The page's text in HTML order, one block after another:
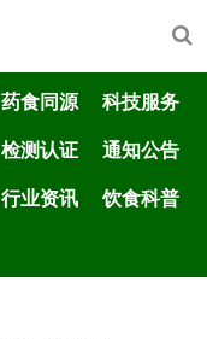
药食同源 科技服务
检测认证 通知公告
行业资讯 饮食科普